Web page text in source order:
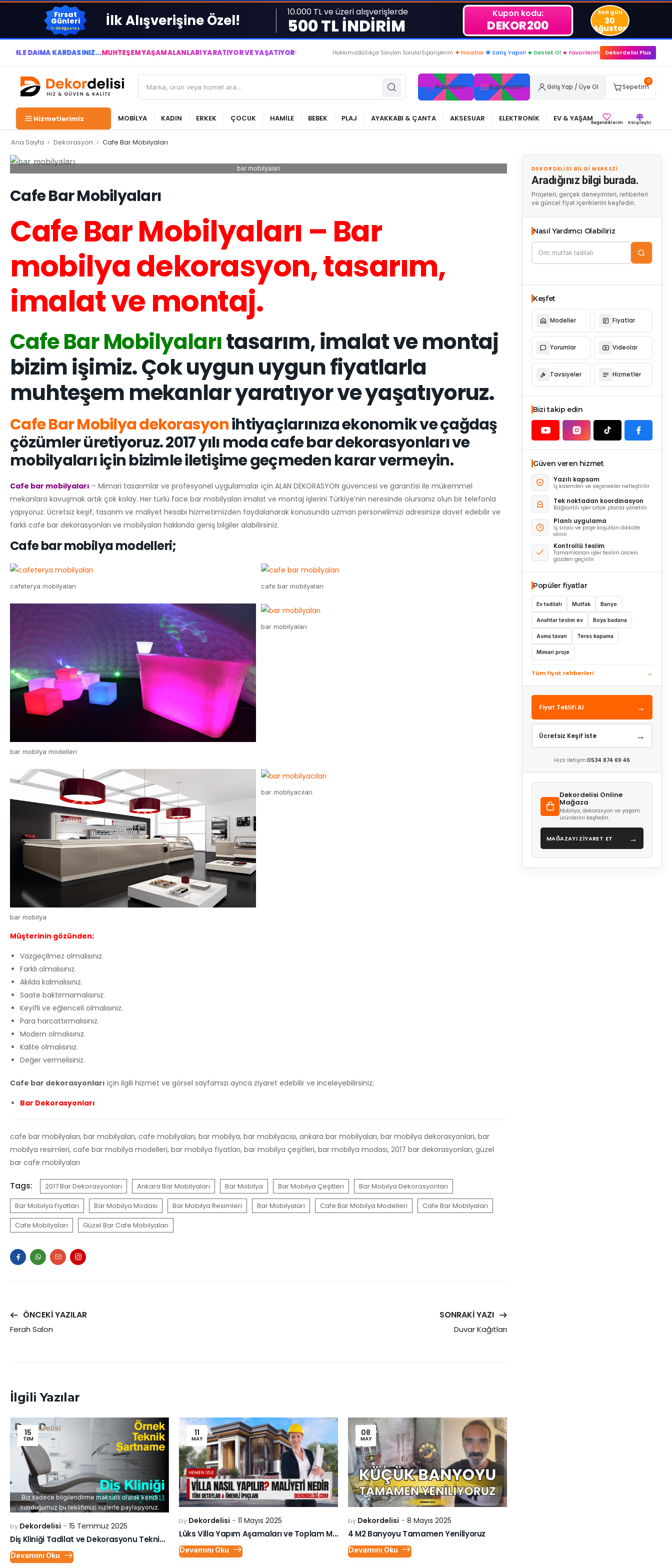
Fırsat
Günleri
1-30 Ağustos İlk Alışverişine Özel! 10.000 TL ve üzeri alışverişlerde
500 TL İNDİRİM
Kupon kodu:
DEKOR200
Son gün
30
Ağustos
KÂRDASINIZ...MUHTEŞEM YAŞAM ALANLARI YARATIYOR VE YAŞATIYORUZ ● BİZİMLE DAİMA KÂRDASINIZ...
HakkımızdaSıkça Sorulan SorularSiparişlerim ✦ Fırsatlar ☀ Satış Yapın! ♥ Destek Ol ♥ Favorilerim Dekordelisi Plus
Puanlarım Kuponlarım Giriş Yap / Üye Ol
0
Sepetim
Hizmetlerimiz MOBİLYA KADIN ERKEK ÇOCUK HAMİLE BEBEK PLAJ AYAKKABI & ÇANTA AKSESUAR ELEKTRONİK EV & YAŞAMBeğendiklerim Karşılaştır
Ana Sayfa > Dekorasyon > Cafe Bar Mobilyaları
DEKORDELISI BILGI MERKEZI
Aradığınız bilgi burada.
Projeleri, gerçek deneyimleri, rehberleri
ve güncel fiyat içeriklerini keşfedin.
Nasıl Yardımcı Olabiliriz
Keşfet
Modeller Fiyatlar
Yorumlar Videolar
Tavsiyeler Hizmetler
Bizi takip edin
Güven veren hizmet
Yazılı kapsam
İş kalemleri ve seçenekler netleştirilir.
Tek noktadan koordinasyon
Bağlantılı işler ortak planla yönetilir.
Planlı uygulama
İş sırası ve proje koşulları dikkate
alınır.
Kontrollü teslim
Tamamlanan işler teslim öncesi
gözden geçirilir.
Popüler fiyatlar
Ev tadilatı Mutfak Banyo
Anahtar teslim ev Boya badana
Asma tavan Teras kapama
Mimari proje
Tüm fiyat rehberleri →
Fiyat Teklifi Al →
Ücretsiz Keşif İste →
Hızlı iletişim:0534 874 69 46
Dekordelisi Online
Mağaza
Mobilya, dekorasyon ve yaşam
ürünlerini keşfedin.
MAĞAZAYI ZİYARET ET →
bar mobilyaları
Cafe Bar Mobilyaları
Cafe Bar Mobilyaları – Bar
mobilya dekorasyon, tasarım,
imalat ve montaj.
Cafe Bar Mobilyalarıtasarım, imalat ve montaj
bizim işimiz. Çok uygun uygun fiyatlarla
muhteşem mekanlar yaratıyor ve yaşatıyoruz.
Cafe Bar Mobilya dekorasyonihtiyaçlarınıza ekonomik ve çağdaş
çözümler üretiyoruz. 2017 yılı moda cafe bar dekorasyonları ve
mobilyaları için bizimle iletişime geçmeden karar vermeyin.
Cafe bar mobilyaları – Mimari tasarımlar ve profesyonel uygulamalar için ALAN DEKORASYON güvencesi ve garantisi ile mükemmel
mekanlara kavuşmak artık çok kolay. Her türlü face bar mobilyaları imalat ve montaj işlerini Türkiye’nin neresinde olursanız olun bir telefonla
yapıyoruz. Ücretsiz keşif, tasarım ve maliyet hesabı hizmetimizden faydalanarak konusunda uzman personelimizi adresinize davet edebilir ve
farklı cafe bar dekorasyonları ve mobilyaları hakkında geniş bilgiler alabilirsiniz.
Cafe bar mobilya modelleri;
cafeterya mobilyaları cafe bar mobilyaları
bar mobilya modelleri
bar mobilyaları
bar mobilya
bar mobilyacıları
Müşterinin gözünden;
Vazgeçilmez olmalısınız.
Farklı olmalısınız.
Akılda kalmalısınız.
Saate baktırmamalısınız.
Keyifli ve eğlenceli olmalısınız.
Para harcattırmalısınız.
Modern olmalısınız.
Kalite olmalısınız.
Değer vermelisiniz.
Cafe bar dekorasyonları için ilgili hizmet ve görsel sayfamızı ayrıca ziyaret edebilir ve inceleyebilirsiniz;
Bar Dekorasyonları
cafe bar mobilyaları, bar mobilyaları, cafe mobilyaları, bar mobilya, bar mobilyacısı, ankara bar mobilyaları, bar mobilya dekorasyonları, bar
mobilya resimleri, cafe bar mobilya modelleri, bar mobilya fiyatları, bar mobilya çeşitleri, bar mobilya modası, 2017 bar dekorasyonları, güzel
bar cafe mobilyaları
Tags: 2017 Bar Dekorasyonları Ankara Bar Mobilyaları Bar Mobilya Bar Mobilya Çeşitleri Bar Mobilya Dekorasyonları
Bar Mobilya Fiyatları Bar Mobilya Modası Bar Mobilya Resimleri Bar Mobilyaları Cafe Bar Mobilya Modelleri Cafe Bar Mobilyaları
Cafe Mobilyaları Güzel Bar Cafe Mobilyaları
ÖNCEKI YAZILAR
Ferah Salon
SONRAKI YAZI
Duvar Kağıtları
İlgili Yazılar
15
TEM
Biz sadece bilgilendirme maksatlı olarak kendi
sunduğumuz bu teklifimizi sizlerle paylaşıyoruz.
by Dekordelisi 15 Temmuz 2025
Diş Kliniği Tadilat ve Dekorasyonu Teknik Şartnamesi
Devamını Oku
11
MAY
by Dekordelisi 11 Mayıs 2025
Lüks Villa Yapım Aşamaları ve Toplam Maliyeti
Devamını Oku
08
MAY
by Dekordelisi 8 Mayıs 2025
4 M2 Banyoyu Tamamen Yeniliyoruz
Devamını Oku